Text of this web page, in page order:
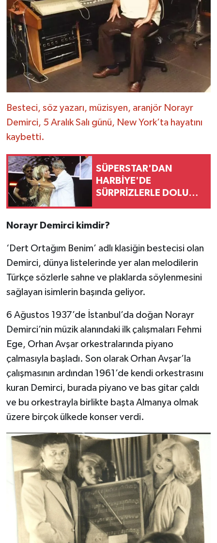
Besteci, söz yazarı, müzisyen, aranjör Norayr
Demirci, 5 Aralık Salı günü, New York’ta hayatını
kaybetti.
SÜPERSTAR'DAN
HARBİYE'DE
SÜRPRİZLERLE DOLU
Norayr Demirci kimdir?
‘Dert Ortağım Benim’ adlı klasiğin bestecisi olan
Demirci, dünya listelerinde yer alan melodilerin
Türkçe sözlerle sahne ve plaklarda söylenmesini
sağlayan isimlerin başında geliyor.
6 Ağustos 1937’de İstanbul’da doğan Norayr
Demirci’nin müzik alanındaki ilk çalışmaları Fehmi
Ege, Orhan Avşar orkestralarında piyano
çalmasıyla başladı. Son olarak Orhan Avşar’la
çalışmasının ardından 1961’de kendi orkestrasını
kuran Demirci, burada piyano ve bas gitar çaldı
ve bu orkestrayla birlikte başta Almanya olmak
üzere birçok ülkede konser verdi.